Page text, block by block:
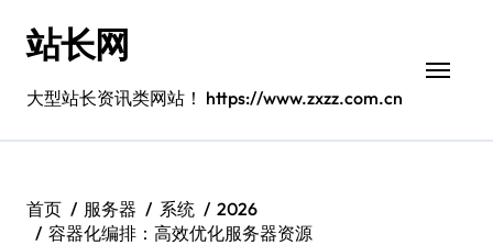
站长网
大型站长资讯类网站！ https://www.zxzz.com.cn
首页 服务器 系统
2026
容器化编排：高效优化服务器资源